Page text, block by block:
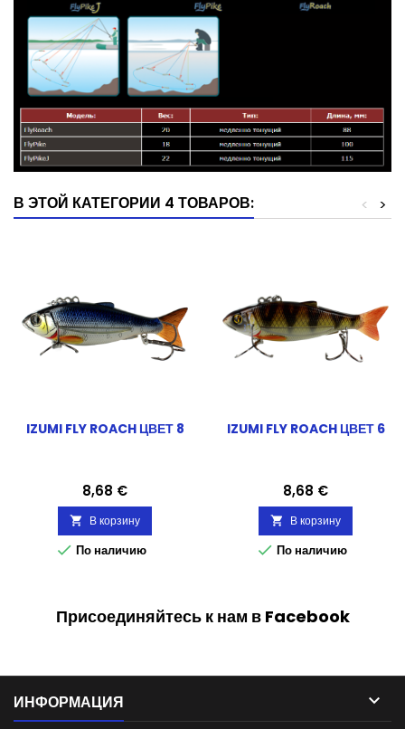
В ЭТОЙ КАТЕГОРИИ 4 ТОВАРОВ: >
<
IZUMI FLY ROACH ЦВЕТ 8
Цена
8,68 €
 В корзину
 По наличию
IZUMI FLY ROACH ЦВЕТ 6
Цена
8,68 €
 В корзину
 По наличию
Присоединяйтесь к нам в Facebook
ИНФОРМАЦИЯ 